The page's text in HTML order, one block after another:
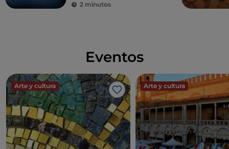
2 minutos
Eventos
Arte y cultura
Me gusta
Arte y cultura